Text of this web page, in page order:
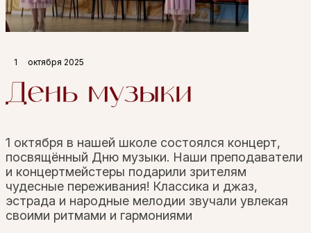
1 октября 2025
День музыки
1 октября в нашей школе состоялся концерт,
посвящённый Дню музыки. Наши преподаватели
и концертмейстеры подарили зрителям
чудесные переживания! Классика и джаз,
эстрада и народные мелодии звучали увлекая
своими ритмами и гармониями